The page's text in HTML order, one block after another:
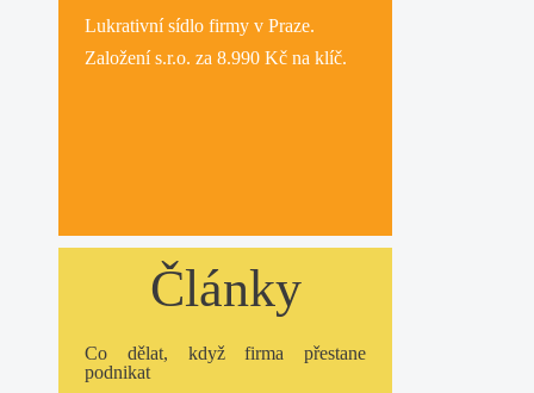
Lukrativnísídlo firmy v Praze.
Založení s.r.o. za 8.990 Kč na klíč.
Články
Co dělat, když firma přestane
podnikat